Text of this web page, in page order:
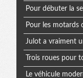
Pour débuter la
Pour les motards
Julot a vraiment
Trois roues pour
Le véhicule